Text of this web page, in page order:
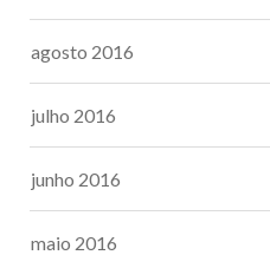
agosto 2016
julho 2016
junho 2016
maio 2016